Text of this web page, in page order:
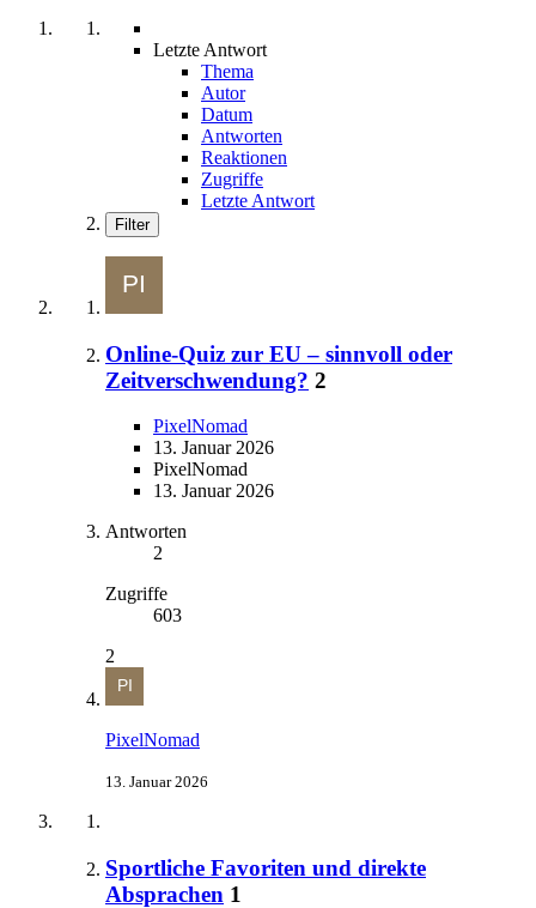
Letzte Antwort
Thema
Autor
Datum
Antworten
Reaktionen
Zugriffe
Letzte Antwort
Filter
Online-Quiz zur EU – sinnvoll oder
Zeitverschwendung? 2
PixelNomad
13. Januar 2026
PixelNomad
13. Januar 2026
Antworten
2
Zugriffe
603
2
PixelNomad
13. Januar 2026
Sportliche Favoriten und direkte
Absprachen 1